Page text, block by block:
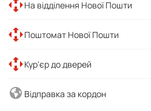
На відділення Нової Пошти
Поштомат Нової Пошти
Кур'єр до дверей
Відправка за кордон